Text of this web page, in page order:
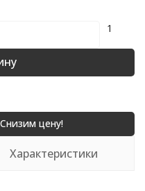
1
Характеристики